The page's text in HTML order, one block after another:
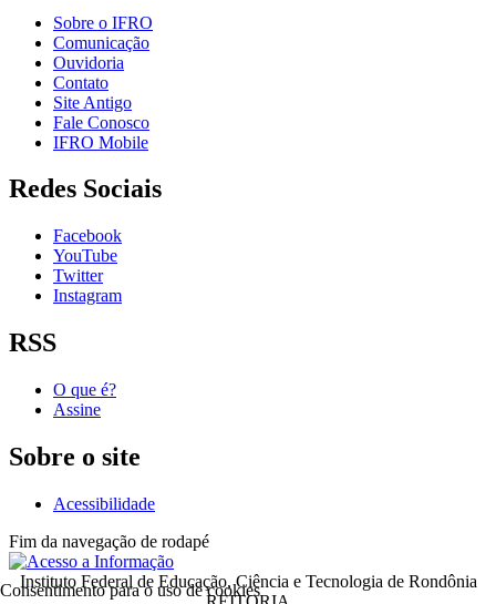
Sobre o IFRO
Comunicação
Ouvidoria
Contato
Site Antigo
Fale Conosco
IFRO Mobile
Redes Sociais
Facebook
YouTube
Twitter
Instagram
RSS
O que é?
Assine
Sobre o site
Acessibilidade
Fim da navegação de rodapé
Instituto Federal de Educação, Ciência e Tecnologia de Rondônia
Consentimento para o uso de cookies